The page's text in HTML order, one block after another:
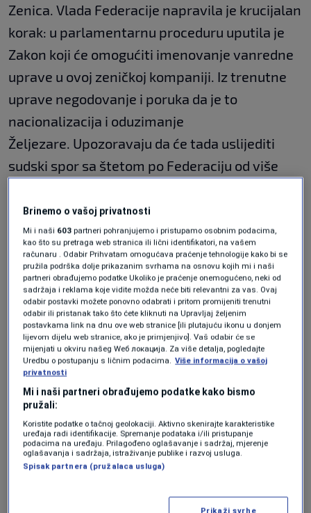
Zenica. Vlada Federacije napravila je krucijalan
korak: u parlamentarnu proceduru uputila je
Zakon koji će omogućiti imenovanje vanredne
uprave u ovoj zeničkoj kompaniji. Iz trenutne
uprave negodovanje i poruka da je to
nacionalizacija i oduzimanje
Željezare. Upozoravaju da će tada uslijediti
sudski spor sa štetom po Federaciju od više
da je riječ o očuvanju industrijske proizvodnje
od posebnog značaja za entitet, te očuvanju
vrijednosti imovine kompanije, kao i zaštiti
radnih mjesta.
Muharem Karamujić, profesor Ekonomskog
fakulteta u Sarajevu:
''Možemo mnogo zamjerki naći jedna od njih je
zbog čega je Željezara privatizovana i
dovedena u ovu situaciju. Ovo nije slučajno,
ovo je namjera od početka. Zašto moramo ići
u lex specialis, što se na početku nisu
uključili? Ali to na stranu, iz toga treba nešto
naučiti i normalno kritikovati Vladu, ali treba
Brinemo o vašoj privatnosti
Mi i naši 603 partneri pohranjujemo i pristupamo osobnim podacima,
kao što su pretraga web stranica ili lični identifikatori, na vašem
računaru . Odabir Prihvatam omogućava praćenje tehnologije kako bi se
pružila podrška dolje prikazanim svrhama na osnovu kojih mi i naši
partneri obrađujemo podatke Ukoliko je praćenje onemogućeno, neki od
sadržaja i reklama koje vidite možda neće biti relevantni za vas. Ovaj
odabir postavki možete ponovno odabrati i pritom promijeniti trenutni
odabir ili pristanak tako što ćete kliknuti na Upravljaj željenim
postavkama link na dnu ove web stranice [ili plutajuću ikonu u donjem
lijevom dijelu web stranice, ako je primjenjivo]. Vaš odabir će se
mijenjati u okviru našeg Wеб локација. Za više detalja, pogledajte
Uredbu o postupanju s ličnim podacima. Više informacija o vašoj
privatnosti
Mi i naši partneri obrađujemo podatke kako bismo
pružali:
Koristite podatke o tačnoj geolokaciji. Aktivno skenirajte karakteristike
uređaja radi identifikacije. Spremanje podataka i/ili pristupanje
podacima na uređaju. Prilagođeno oglašavanje i sadržaj, mjerenje
oglašavanja i sadržaja, istraživanje publike i razvoj usluga.
Spisak partnera (pružalaca usluga)
Prikaži svrhe